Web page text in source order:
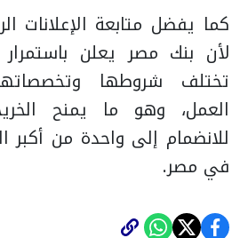
كما يفضل متابعة الإعلانات
لأن بنك مصر يعلن
تختلف شروطها
العمل، وهو ما يمنح
للانضمام إلى واحدة من
في مصر.